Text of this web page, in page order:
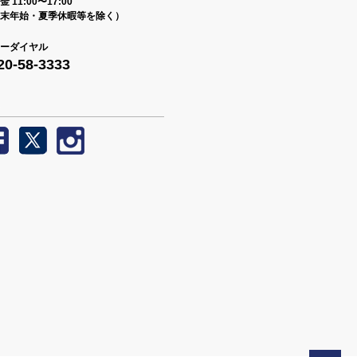
末年始・夏季休暇等を除く）
ダイヤル
58-3333